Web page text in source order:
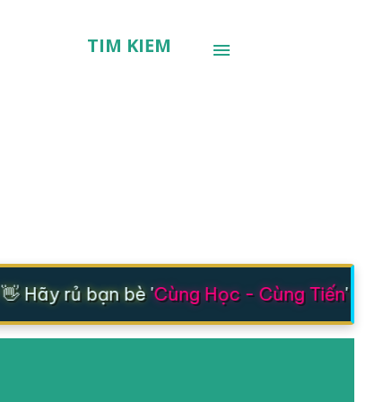
TÌM KIẾM
Hãy rủ bạn bè 'Cùng Học - Cùng Tiến' nhé